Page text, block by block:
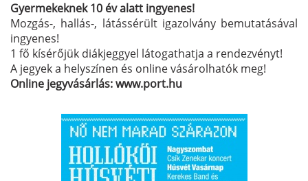
Gyermekeknek 10 év alatt ingyenes!
Mozgás-, hallás-, látássérült igazolvány bemutatásával
ingyenes!
1 fő kísérőjük diákjeggyel látogathatja a rendezvényt!
A jegyek a helyszínen és online vásárolhatók meg!
Online jegyvásárlás: www.port.hu